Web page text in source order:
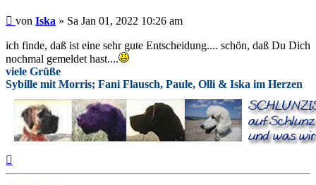
Beitrag
von Iska » Sa Jan 01, 2022 10:26 am
ich finde, daß ist eine sehr gute Entscheidung.... schön, daß Du Dich
nochmal gemeldet hast....
viele Grüße
Sybille mit Morris; Fani Flausch, Paule, Olli & Iska im Herzen